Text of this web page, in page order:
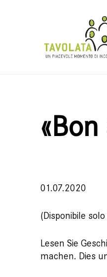
01.07.2020
(Disponibile
Lesen Sie
machen. Dies